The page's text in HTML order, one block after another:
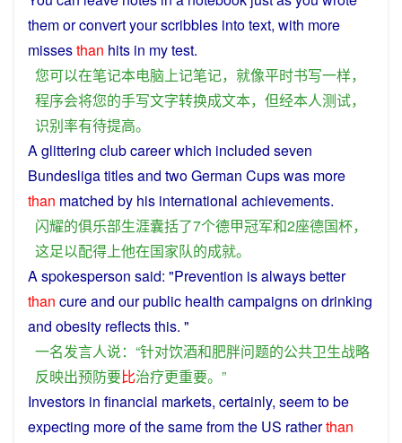
them orconvertyour scribbles intotext, with more
missesthan hits in mytest.
您可以在笔记本电脑上记笔记， 就像平时书写一样，
程序会将您的手写文字转换成文本， 但经本人测试，
识别率有待提高。
Aglittering clubcareerwhich included seven
Bundesligatitlesand twoGerman Cupswas more
than matched by his international achievements.
闪耀的俱乐部生涯囊括了7个德甲冠军和2座德国杯，
这足以配得上他在国家队的成就。
Aspokesperson said: "Prevention is alwaysbetter
than cureand ourpublic health campaignson drinking
and obesity reflectsthis. "
一名发言人说：“针对饮酒和肥胖问题的公共卫生战略
反映出预防要比治疗更重要。”
Investors in financial markets, certainly, seemto be
expecting moreofthesame from the US ratherthan